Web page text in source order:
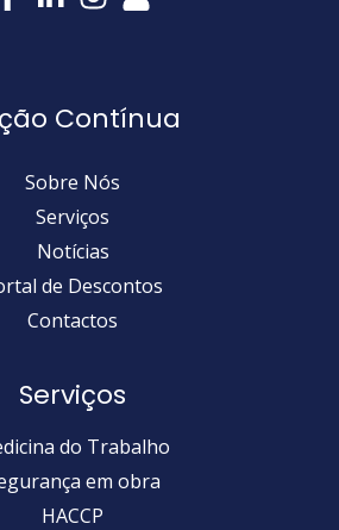
Contínua
Sobre Nós
Serviços
Notícias
de Descontos
Contactos
Serviços
do Trabalho
em obra
HACCP